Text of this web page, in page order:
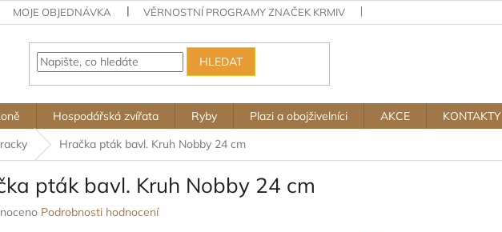
MOJE OBJEDNÁVKA VĚRNOSTNÍ PROGRAMY ZNAČEK KRMIV
HLEDAT
Hospodářská zvířata Ryby Plazi a obojživelníci AKCE KONTAKTY
Hračka pták bavl. Kruh Nobby 24 cm
pták bavl. Kruh Nobby 24 cm
Podrobnosti hodnocení